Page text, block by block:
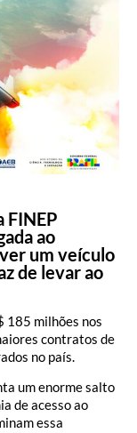
FINEP
ao
um veículo
de levar ao
185 milhões nos
contratos de
no país.
um enorme salto
de acesso ao
essa